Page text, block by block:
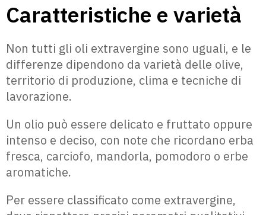
Caratteristiche e varietà
Non tutti gli oli extravergine sono uguali, e le
differenze dipendono da varietà delle olive,
territorio di produzione, clima e tecniche di
lavorazione.
Un olio può essere delicato e fruttato oppure
intenso e deciso, con note che ricordano erba
fresca, carciofo, mandorla, pomodoro o erbe
aromatiche.
Per essere classificato come extravergine,